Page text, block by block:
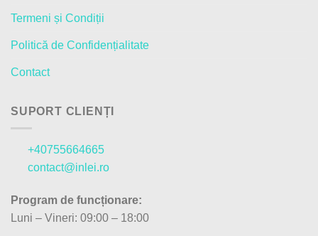
Termeni și Condiții
Politică de Confidențialitate
Contact
SUPORT CLIENȚI
+40755664665
contact@inlei.ro
Program de funcționare:
Luni – Vineri: 09:00 – 18:00